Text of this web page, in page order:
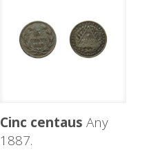
Cinc centaus Any
1887.